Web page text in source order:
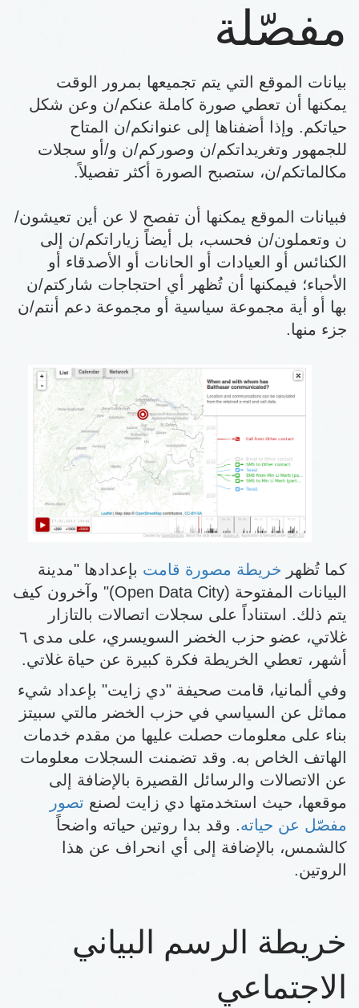
مفصّلة
بيانات الموقع التي يتم تجميعها بمرور الوقت
يمكنها أن تعطي صورة كاملة عنكم/ن وعن شكل
حياتكم. وإذا أضفناها إلى عنوانكم/ن المتاح
للجمهور وتغريداتكم/ن وصوركم/ن و/أو سجلات
مكالماتكم/ن، ستصبح الصورة أكثر تفصيلاً.
فبيانات الموقع يمكنها أن تفصح لا عن أين تعيشون/
ن وتعملون/ن فحسب، بل أيضاً زياراتكم/ن إلى
الكنائس أو العيادات أو الحانات أو الأصدقاء أو
الأحباء؛ فيمكنها أن تُظهر أي احتجاجات شاركتم/ن
بها أو أية مجموعة سياسية أو مجموعة دعم أنتم/ن
جزء منها.
كما تُظهر خريطة مصورة قامت بإعدادها "مدينة
البيانات المفتوحة (Open Data City)" وآخرون كيف
يتم ذلك. استناداً على سجلات اتصالات بالتازار
غلاتي، عضو حزب الخضر السويسري، على مدى ٦
أشهر، تعطي الخريطة فكرة كبيرة عن حياة غلاتي.
وفي ألمانيا، قامت صحيفة "دي زايت" بإعداد شيء
مماثل عن السياسي في حزب الخضر مالتي سبيتز
بناء على معلومات حصلت عليها من مقدم خدمات
الهاتف الخاص به. وقد تضمنت السجلات معلومات
عن الاتصالات والرسائل القصيرة بالإضافة إلى
موقعها، حيث استخدمتها دي زايت لصنع تصور
مفصّل عن حياته. وقد بدا روتين حياته واضحاً
كالشمس، بالإضافة إلى أي انحراف عن هذا
الروتين.
خريطة الرسم البياني
الاجتماعي